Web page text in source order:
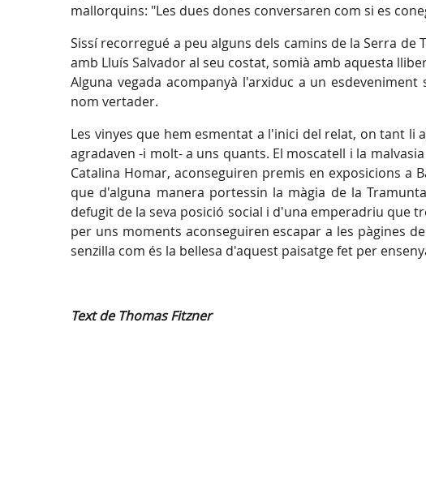
mallorquins: "Les dues dones conversaren com si es
Sissí recorregué a peu alguns dels camins de la Serra
amb Lluís Salvador al seu costat, somià amb aquesta
Alguna vegada acompanyà l'arxiduc a un
nom vertader.
Les vinyes que hem esmentat a l'inici del relat, on tant li
agradaven -i molt- a uns quants. El moscatell i la
Catalina Homar, aconseguiren premis en exposicions a
que d'alguna manera portessin la màgia de la
defugit de la seva posició social i d'una emperadriu que
per uns moments aconseguiren escapar a les pàgines
senzilla com és la bellesa d'aquest paisatge fet per
Text de Thomas Fitzner